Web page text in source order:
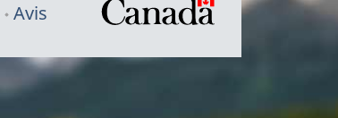
Avis
/
gouvernement